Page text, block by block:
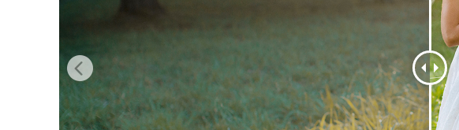
Tuotteen valokuvien muokkaus